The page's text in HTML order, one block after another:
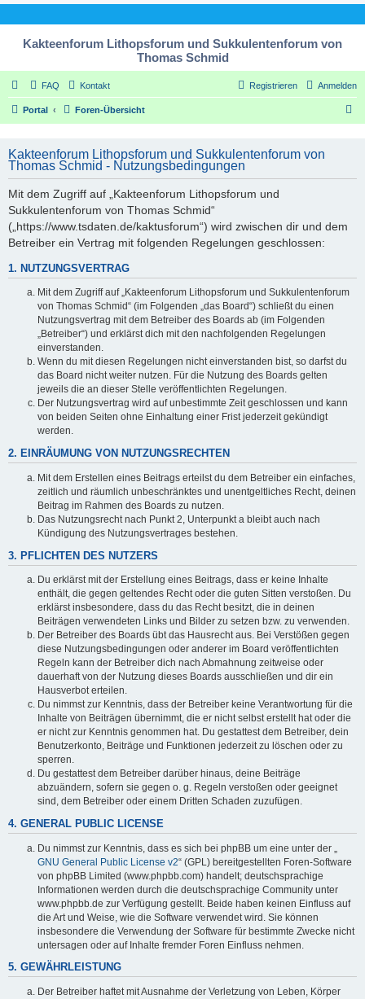
Kakteenforum Lithopsforum und Sukkulentenforum von
Thomas Schmid
FAQ Kontakt Anmelden
Registrieren
Portal Foren-Übersicht
Kakteenforum Lithopsforum und Sukkulentenforum von
Thomas Schmid - Nutzungsbedingungen
Mit dem Zugriff auf „Kakteenforum Lithopsforum und
Sukkulentenforum von Thomas Schmid“
(„https://www.tsdaten.de/kaktusforum“) wird zwischen dir und dem
Betreiber ein Vertrag mit folgenden Regelungen geschlossen:
1. NUTZUNGSVERTRAG
Mit dem Zugriff auf „Kakteenforum Lithopsforum und Sukkulentenforum
von Thomas Schmid“ (im Folgenden „das Board“) schließt du einen
Nutzungsvertrag mit dem Betreiber des Boards ab (im Folgenden
„Betreiber“) und erklärst dich mit den nachfolgenden Regelungen
einverstanden.
Wenn du mit diesen Regelungen nicht einverstanden bist, so darfst du
das Board nicht weiter nutzen. Für die Nutzung des Boards gelten
jeweils die an dieser Stelle veröffentlichten Regelungen.
Der Nutzungsvertrag wird auf unbestimmte Zeit geschlossen und kann
von beiden Seiten ohne Einhaltung einer Frist jederzeit gekündigt
werden.
2. EINRÄUMUNG VON NUTZUNGSRECHTEN
Mit dem Erstellen eines Beitrags erteilst du dem Betreiber ein einfaches,
zeitlich und räumlich unbeschränktes und unentgeltliches Recht, deinen
Beitrag im Rahmen des Boards zu nutzen.
Das Nutzungsrecht nach Punkt 2, Unterpunkt a bleibt auch nach
Kündigung des Nutzungsvertrages bestehen.
3. PFLICHTEN DES NUTZERS
Du erklärst mit der Erstellung eines Beitrags, dass er keine Inhalte
enthält, die gegen geltendes Recht oder die guten Sitten verstoßen. Du
erklärst insbesondere, dass du das Recht besitzt, die in deinen
Beiträgen verwendeten Links und Bilder zu setzen bzw. zu verwenden.
Der Betreiber des Boards übt das Hausrecht aus. Bei Verstößen gegen
diese Nutzungsbedingungen oder anderer im Board veröffentlichten
Regeln kann der Betreiber dich nach Abmahnung zeitweise oder
dauerhaft von der Nutzung dieses Boards ausschließen und dir ein
Hausverbot erteilen.
Du nimmst zur Kenntnis, dass der Betreiber keine Verantwortung für die
Inhalte von Beiträgen übernimmt, die er nicht selbst erstellt hat oder die
er nicht zur Kenntnis genommen hat. Du gestattest dem Betreiber, dein
Benutzerkonto, Beiträge und Funktionen jederzeit zu löschen oder zu
sperren.
Du gestattest dem Betreiber darüber hinaus, deine Beiträge
abzuändern, sofern sie gegen o. g. Regeln verstoßen oder geeignet
sind, dem Betreiber oder einem Dritten Schaden zuzufügen.
4. GENERAL PUBLIC LICENSE
Du nimmst zur Kenntnis, dass es sich bei phpBB um eine unter der „
GNU General Public License v2“ (GPL) bereitgestellten Foren-Software
von phpBB Limited (www.phpbb.com) handelt; deutschsprachige
Informationen werden durch die deutschsprachige Community unter
www.phpbb.de zur Verfügung gestellt. Beide haben keinen Einfluss auf
die Art und Weise, wie die Software verwendet wird. Sie können
insbesondere die Verwendung der Software für bestimmte Zwecke nicht
untersagen oder auf Inhalte fremder Foren Einfluss nehmen.
5. GEWÄHRLEISTUNG
Der Betreiber haftet mit Ausnahme der Verletzung von Leben, Körper